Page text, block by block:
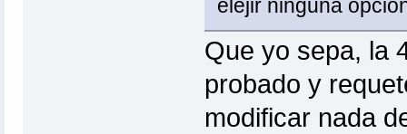
elejir ninguna
Que yo sepa, la
probado y
modificar nada